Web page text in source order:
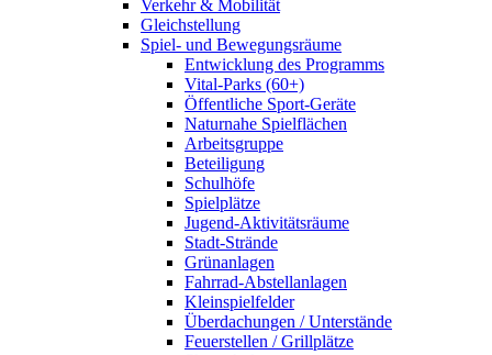
Verkehr & Mobilität
Gleichstellung
Spiel- und Bewegungsräume
Entwicklung des Programms
Vital-Parks (60+)
Öffentliche Sport-Geräte
Naturnahe Spielflächen
Arbeitsgruppe
Beteiligung
Schulhöfe
Spielplätze
Jugend-Aktivitätsräume
Stadt-Strände
Grünanlagen
Fahrrad-Abstellanlagen
Kleinspielfelder
Überdachungen / Unterstände
Feuerstellen / Grillplätze